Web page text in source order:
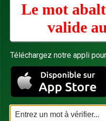
Le mot
valide
Téléchargez notre appli